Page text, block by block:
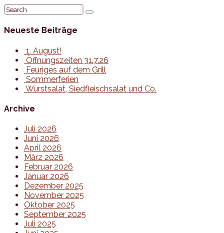
Neueste Beiträge
1. August!
Öffnungszeiten 31.7.26
Feuriges auf dem Grill
Sommerferien
Wurstsalat, Siedfleischsalat und Co.
Archive
Juli 2026
Juni 2026
April 2026
März 2026
Februar 2026
Januar 2026
Dezember 2025
November 2025
Oktober 2025
September 2025
Juli 2025